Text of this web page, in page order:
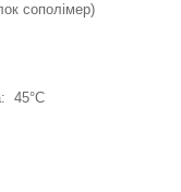
сополімер)
45°C